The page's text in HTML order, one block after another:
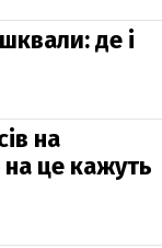
де і
на
це кажуть